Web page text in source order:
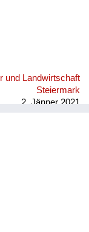
und Landwirtschaft
Steiermark
2. Jänner 2021